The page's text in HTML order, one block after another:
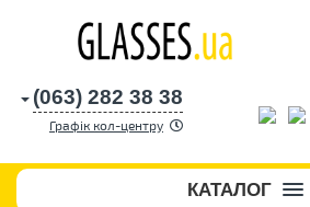
(063) 282 38 38
Графік кол-центру
КАТАЛОГ